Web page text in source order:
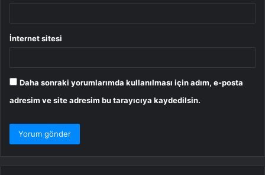
İnternet sitesi
Daha sonraki yorumlarımda kullanılması için adım, e-posta
adresim ve site adresim bu tarayıcıya kaydedilsin.